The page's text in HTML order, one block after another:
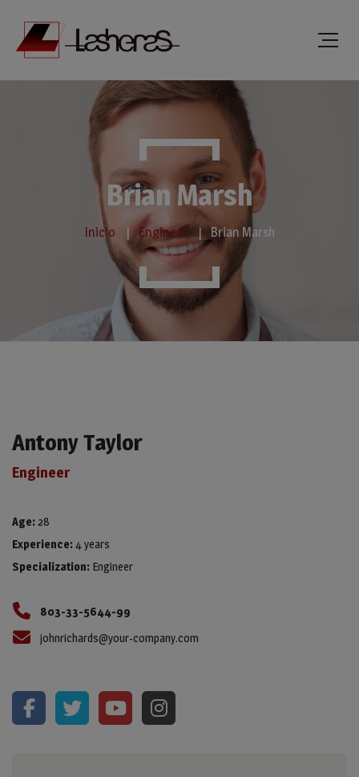
Brian Marsh
Inicio Engineer Brian Marsh
Antony Taylor
Engineer
Age: 28
Experience: 4 years
Specialization: Engineer
803-33-5644-99
johnrichards@your-company.com